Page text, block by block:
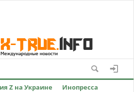
Z на Украине
Инопресса